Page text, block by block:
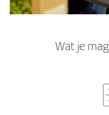
Wat je mag